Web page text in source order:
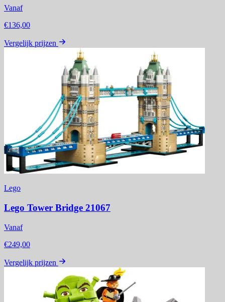
Vanaf
€136,00
Vergelijk prijzen
Lego
Lego Tower Bridge 21067
Vanaf
€249,00
Vergelijk prijzen